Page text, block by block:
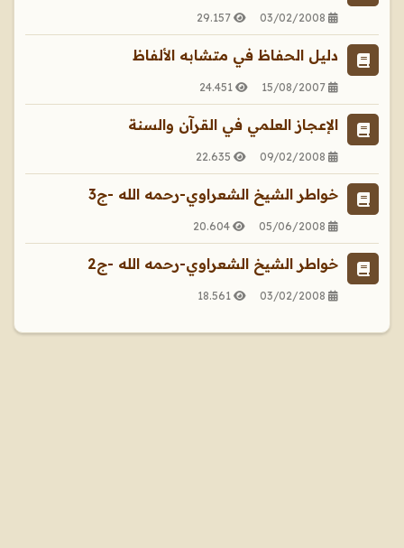
03/02/2008
29.157
دليل الحفاظ في متشابه الألفاظ
15/08/2007
24.451
الإعجاز العلمي في القرآن والسنة
09/02/2008
22.635
خواطر الشيخ الشعراوي-رحمه الله -ج3
05/06/2008
20.604
خواطر الشيخ الشعراوي-رحمه الله -ج2
03/02/2008
18.561